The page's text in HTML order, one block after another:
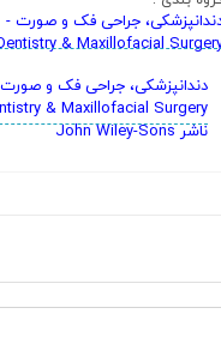
جراحی فک و صورت -
& Maxillofacial
دندانپزشکی، جراحی فک و
& Maxillofacial Surgery
ناشر John Wiley-Sons